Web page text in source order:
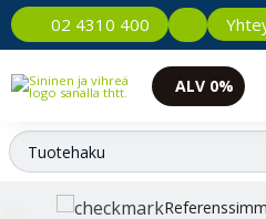
02 4310 400
ALV 0%